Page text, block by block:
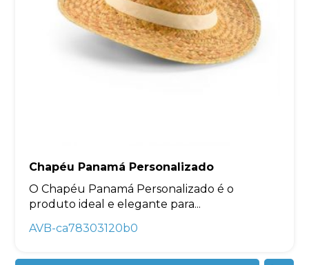
Chapéu Panamá Personalizado
O Chapéu Panamá Personalizado é o
produto ideal e elegante para...
AVB-ca78303120b0